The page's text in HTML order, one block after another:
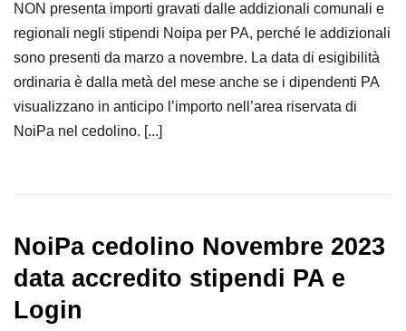
NON presenta importi gravati dalle addizionali comunali e
regionali negli stipendi Noipa per PA, perché le addizionali
sono presenti da marzo a novembre. La data di esigibilità
ordinaria è dalla metà del mese anche se i dipendenti PA
visualizzano in anticipo l’importo nell’area riservata di
NoiPa nel cedolino. [...]
NoiPa cedolino Novembre 2023
data accredito stipendi PA e
Login